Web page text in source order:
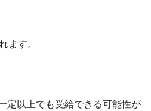
ます。
定以上でも受給できる可能性が